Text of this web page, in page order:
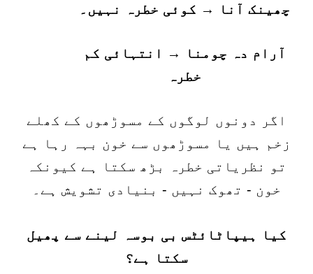
چھینک آنا → کوئی خطرہ نہیں۔
آرام دہ چومنا → انتہائی کم
خطرہ
اگر دونوں لوگوں کے مسوڑھوں کے کھلے
زخم ہیں یا مسوڑھوں سے خون بہہ رہا ہے
تو نظریاتی خطرہ بڑھ سکتا ہے کیونکہ
خون - تھوک نہیں - بنیادی تشویش ہے۔
کیا ہیپاٹائٹس بی بوسہ لینے سے پھیل
سکتا ہے؟